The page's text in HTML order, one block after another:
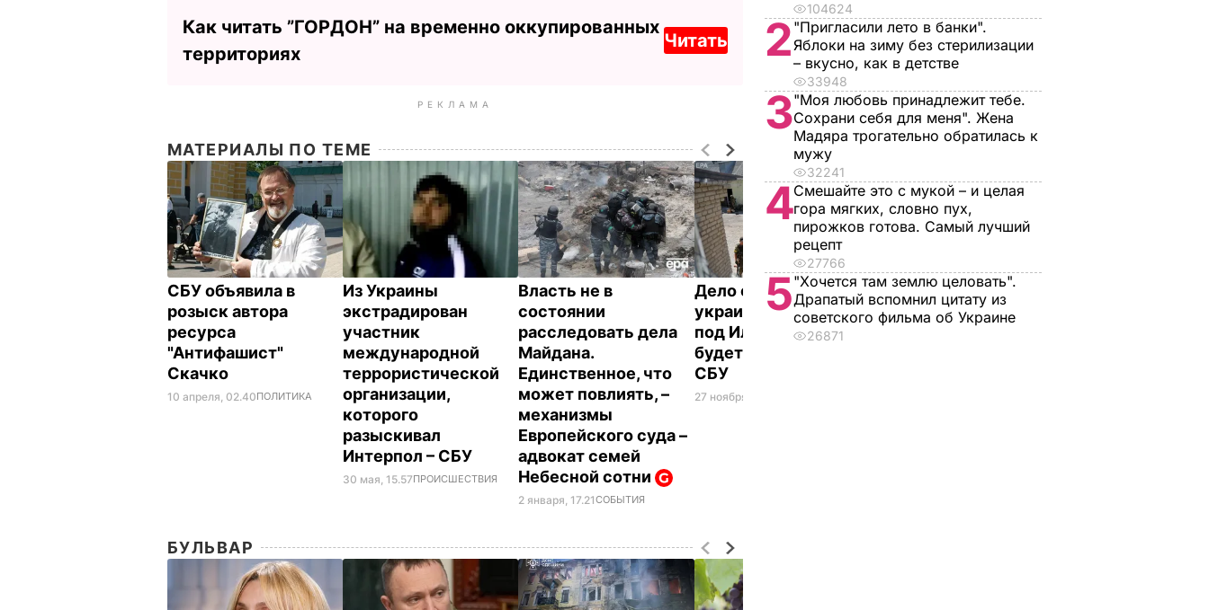
Как читать ”ГОРДОН” на временно оккупированных
территориях
Читать
РЕКЛАМА
МАТЕРИАЛЫ ПО ТЕМЕ
СБУ объявила в
розыск автора
ресурса
"Антифашист"
Скачко
10 апреля, 02.40ПОЛИТИКА
Из Украины
экстрадирован
участник
международной
террористической
организации,
которого
разыскивал
Интерпол – СБУ
30 мая, 15.57ПРОИСШЕСТВИЯ
Власть не в
состоянии
расследовать дела
Майдана.
Единственное, что
может повлиять, –
механизмы
Европейского суда –
адвокат семей
Небесной сотни
2 января, 17.21СОБЫТИЯ
Дело о гибели
украинских военных
под Иловайском
будет расследовать
СБУ
27 ноября, 11.12
БУЛЬВАР
104624
2 "Пригласили лето в банки".
Яблоки на зиму без стерилизации
– вкусно, как в детстве
33948
3"Моя любовь принадлежит тебе.
Сохрани себя для меня". Жена
Мадяра трогательно обратилась к
мужу
32241
4Смешайте это с мукой – и целая
гора мягких, словно пух,
пирожков готова. Самый лучший
рецепт
27766
5"Хочется там землю целовать".
Драпатый вспомнил цитату из
советского фильма об Украине
26871